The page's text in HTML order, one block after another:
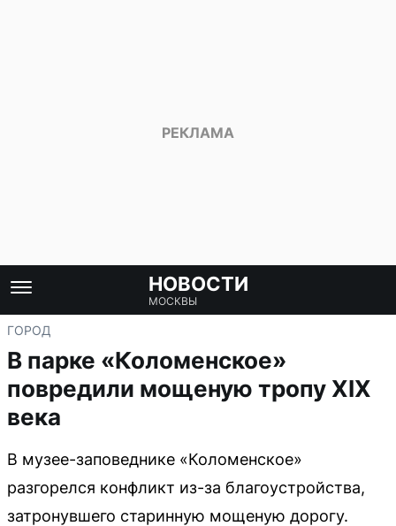
НОВОСТИ
МОСКВЫ
ГОРОД
В парке «Коломенское»
повредили мощеную тропу XIX
века
В музее-заповеднике «Коломенское»
разгорелся конфликт из-за благоустройства,
затронувшего старинную мощеную дорогу.